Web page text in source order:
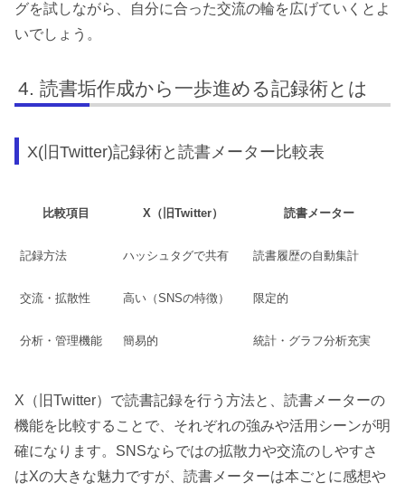
グを試しながら、自分に合った交流の輪を広げていくとよ
いでしょう。
読書垢作成から一歩進める記録術とは
X(旧Twitter)記録術と読書メーター比較表
比較項目 X（旧Twitter） 読書メーター
記録方法 ハッシュタグで共有 読書履歴の自動集計
交流・拡散性 高い（SNSの特徴） 限定的
分析・管理機能 簡易的 統計・グラフ分析充実
X（旧Twitter）で読書記録を行う方法と、読書メーターの
機能を比較することで、それぞれの強みや活用シーンが明
確になります。SNSならではの拡散力や交流のしやすさ
はXの大きな魅力ですが、読書メーターは本ごとに感想や